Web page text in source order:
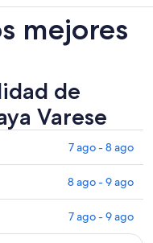
mejores
de
Varese
7 ago - 8 ago
8 ago - 9 ago
7 ago - 9 ago